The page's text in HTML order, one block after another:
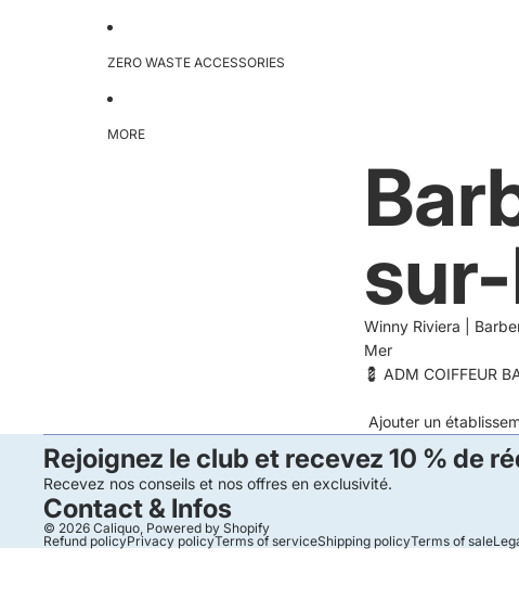
ZERO WASTE ACCESSORIES
MORE
Winny Riviera |
Mer
💈 ADM COIFFEUR
Ajouter un
Rejoignez le club et recevez 10 % de
Recevez nos conseils et nos offres en exclusivité.
Contact & Infos
© 2026 Caliquo, Powered by Shopify
Refund policyPrivacy policyTerms of serviceShipping policyTerms of sale